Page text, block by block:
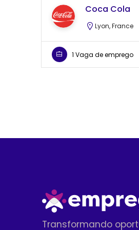
Coca Cola
Lyon, France
1 Vaga de emprego
Transformando